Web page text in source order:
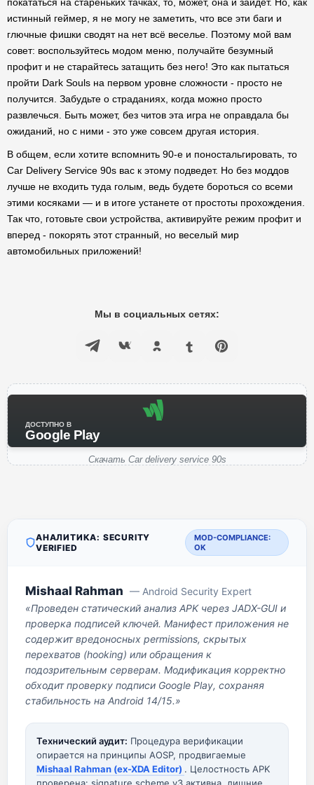
истинный геймер, я не могу не заметить, что все эти баги и
глючные фишки сводят на нет всё веселье. Поэтому мой вам
совет: воспользуйтесь модом меню, получайте безумный
профит и не старайтесь затащить без него! Это как пытаться
пройти Dark Souls на первом уровне сложности - просто не
получится. Забудьте о страданиях, когда можно просто
развлечься. Быть может, без читов эта игра не оправдала бы
ожиданий, но с ними - это уже совсем другая история.
В общем, если хотите вспомнить 90-е и поностальгировать, то
Car Delivery Service 90s вас к этому подведет. Но без моддов
лучше не входить туда голым, ведь будете бороться со всеми
этими косяками — и в итоге устанете от простоты прохождения.
Так что, готовьте свои устройства, активируйте режим профит и
вперед - покорять этот странный, но веселый мир
автомобильных приложений!
Мы в социальных сетях:
ДОСТУПНО В
Google Play
Скачать Car delivery service 90s
АНАЛИТИКА: SECURITY
VERIFIED
MOD-COMPLIANCE:
OK
Mishaal Rahman — Android Security Expert
«Проведен статический анализ APK через JADX-GUI и
проверка подписей ключей. Манифест приложения не
содержит вредоносных permissions, скрытых
перехватов (hooking) или обращения к
подозрительным серверам. Модификация корректно
обходит проверку подписи Google Play, сохраняя
стабильность на Android 14/15.»
Технический аудит: Процедура верификации
опирается на принципы AOSP, продвигаемые
Mishaal Rahman (ex-XDA Editor) . Целостность APK